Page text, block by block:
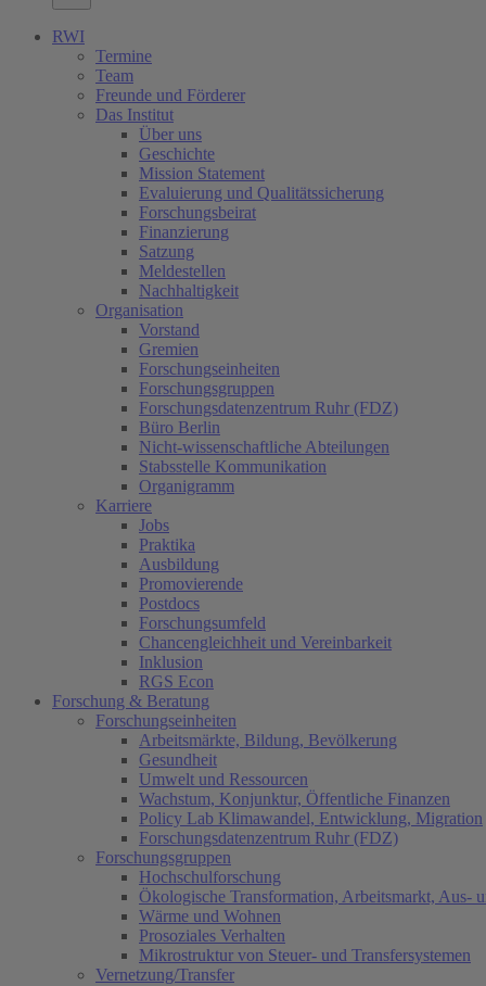
RWI
Termine
Team
Freunde und Förderer
Das Institut
Über uns
Geschichte
Mission Statement
Evaluierung und Qualitätssicherung
Forschungsbeirat
Finanzierung
Satzung
Meldestellen
Nachhaltigkeit
Organisation
Vorstand
Gremien
Forschungseinheiten
Forschungsgruppen
Forschungsdatenzentrum Ruhr (FDZ)
Büro Berlin
Nicht-wissenschaftliche Abteilungen
Stabsstelle Kommunikation
Organigramm
Karriere
Jobs
Praktika
Ausbildung
Promovierende
Postdocs
Forschungsumfeld
Chancengleichheit und Vereinbarkeit
Inklusion
RGS Econ
Forschung & Beratung
Forschungseinheiten
Arbeitsmärkte, Bildung, Bevölkerung
Gesundheit
Umwelt und Ressourcen
Wachstum, Konjunktur, Öffentliche Finanzen
Policy Lab Klimawandel, Entwicklung, Migration
Forschungsdatenzentrum Ruhr (FDZ)
Forschungsgruppen
Hochschulforschung
Ökologische Transformation, Arbeitsmarkt, Aus-
Wärme und Wohnen
Prosoziales Verhalten
Mikrostruktur von Steuer- und Transfersystemen
Vernetzung/Transfer